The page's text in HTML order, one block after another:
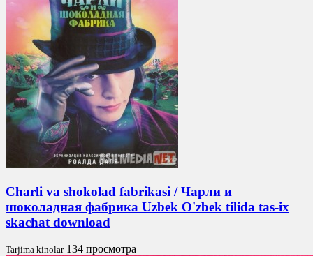
Charli va shokolad fabrikasi / Чарли и
шоколадная фабрика Uzbek O'zbek tilida tas-ix
skachat download
Tarjima kinolar 134 просмотра